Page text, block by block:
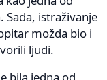
istraživanje
možda bio i
ljudi.
bila jedna od